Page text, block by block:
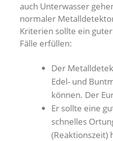
auch Unterwasser
normaler
Kriterien sollte ein
Fälle erfüllen:
Der
Edel- und
können. Der
Er sollte eine
schnelles
(Reaktionszeit)